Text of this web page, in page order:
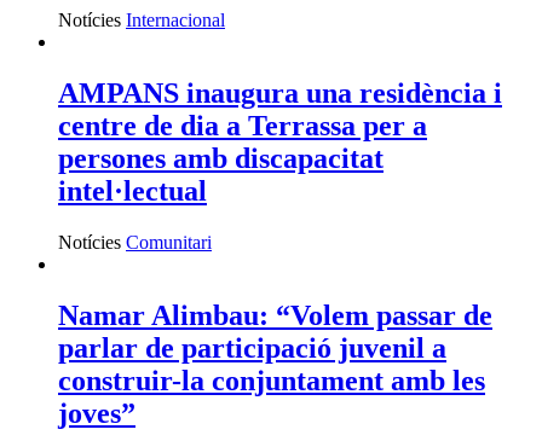
Notícies Internacional
AMPANS inaugura una residència i
centre de dia a Terrassa per a
persones amb discapacitat
intel·lectual
Notícies Comunitari
Namar Alimbau: “Volem passar de
parlar de participació juvenil a
construir-la conjuntament amb les
joves”